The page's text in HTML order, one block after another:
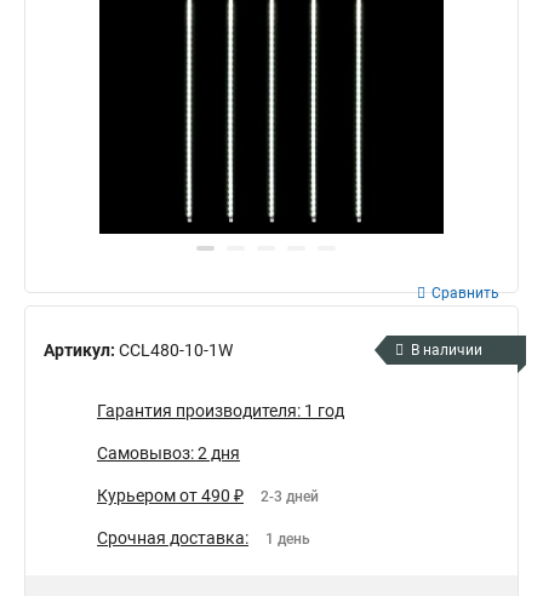
Артикул: CCL480-10-1W
Сравнить
В наличии
Гарантия производителя: 1 год
Самовывоз: 2 дня
Курьером от 490 ₽ 2-3 дней
Срочная доставка: 1 день